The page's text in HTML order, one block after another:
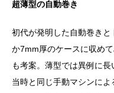
超薄型の自動巻き
初代が発明した自動巻き
か7mm厚のケースに収め
も考案。薄型では異例に
当時と同じ手動マシンに